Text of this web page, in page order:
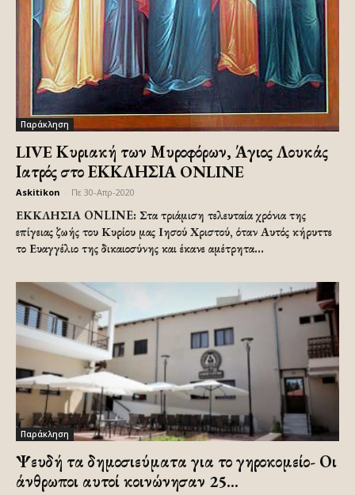
Παράκληση
LIVE Κυριακή των Μυροφόρων, Άγιος Λουκάς
Ιατρός στο ΕΚΚΛΗΣΙΑ ONLINE
Askitikon Πε 30-Απρ-2020
ΕΚΚΛΗΣΙΑ ONLINE: Στα τριάμιση τελευταία χρόνια της
επίγειας ζω­ής του Κυρίου μας Ιησού Χριστού, όταν Αυτός κήρυττε
το Ευαγγέλιο της δικαιοσύνης και έκανε αμέ­τρητα...
Παράκληση
Ψευδή τα δημοσιεύματα για το γηροκομείο- Οι
άνθρωποι αυτοί κοινώνησαν 25...